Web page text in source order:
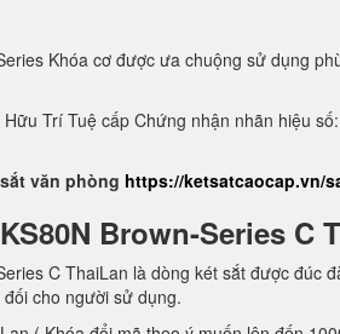
Khóa cơ được ưa chuộng sử dụng
Trí Tuệ cấp Chứng nhận nhãn hiệu
văn phòng https://ketsatcaocap.vn/
Brown-Series C
C ThaiLan là dòng két sắt được đúc
cho người sử dụng.